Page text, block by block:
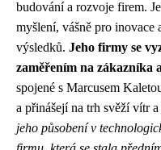
budování a rozvoje firem.
myšlení, vášně pro
výsledků. Jeho firmy se
zaměřením na zákazníka
spojené s Marcusem
a přinášejí na trh svěží vítr
jeho působení v